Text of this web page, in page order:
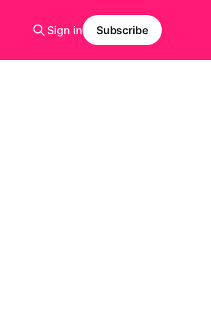
Sign in Subscribe